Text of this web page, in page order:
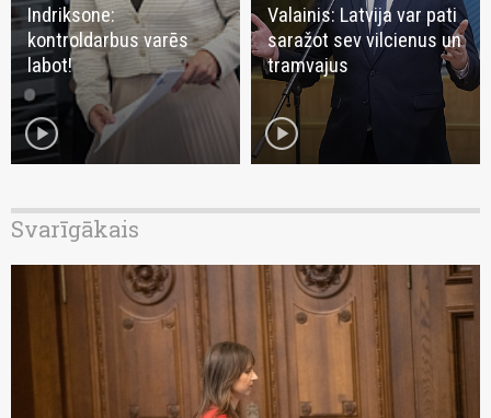
Indriksone:
kontroldarbus varēs
labot!
play_circle
Valainis: Latvija var pati
saražot sev vilcienus un
tramvajus
play_circle
Svarīgākais